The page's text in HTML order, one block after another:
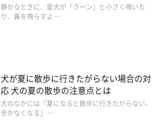
静かなときに、愛犬が「クーン」と小さく鳴いた
り、鼻を鳴らすよ …
犬が夏に散歩に行きたがらない場合の対
応 犬の夏の散歩の注意点とは
犬のなかには『夏になると散歩に行きたがらない、
歩かなくなる』 …